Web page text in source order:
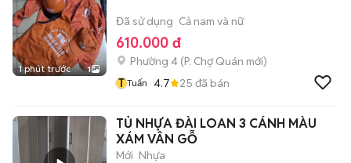
1 phút trước 1
Đã sử dụng Cả nam và nữ
610.000 đ
Phường 4 (P. Chợ Quán mới)
T Tuấn 4.7 25 đã bán
TỦ NHỰA ĐÀI LOAN 3 CÁNH MÀU
XÁM VÂN GỖ
Mới Nhựa